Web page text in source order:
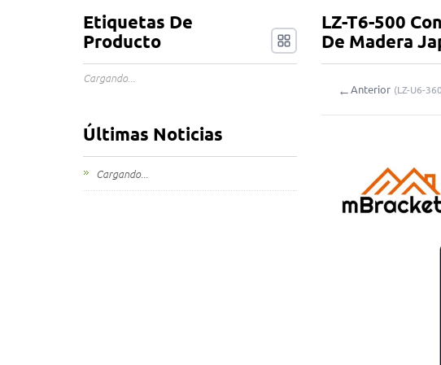
LZ-T6-500
De Madera
←Anterior (LZ-U6-360
Etiquetas De
Producto
Cargando...
Últimas Noticias
Cargando...